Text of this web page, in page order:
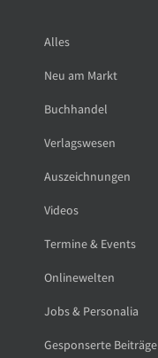
Alles
Neu am Markt
Buchhandel
Verlagswesen
Auszeichnungen
Videos
Termine & Events
Onlinewelten
Jobs & Personalia
Gesponserte Beiträge